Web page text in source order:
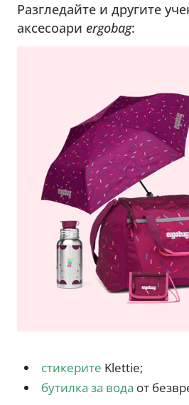
Разгледайте и другите
аксесоариergobag:
стикерите Klettie;
бутилка за вода от